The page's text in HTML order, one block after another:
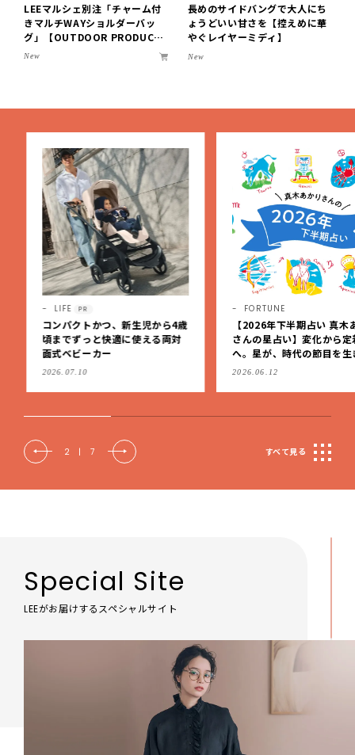
LEEマルシェ別注「チャーム付
きマルチWAYショルダーバッ
グ」【OUTDOOR PRODUCT
S ×LEE100人隊】第3弾はリッ
New
長めのサイドバングで大人にち
ょうどいい甘さを【控えめに華
やぐレイヤーミディ】
New
LIFE PR
コンパクトかつ、新生児から4歳
頃までずっと快適に使える両対
面式ベビーカー
2026.07.10
FORTUNE
【2026年下半期占い 真木
さんの星占い】変化から定
へ。星が、時代の節目を生
私たちを導く
2026.06.12
2 | 7 すべて見る
Special Site
LEEがお届けするスペシャルサイト